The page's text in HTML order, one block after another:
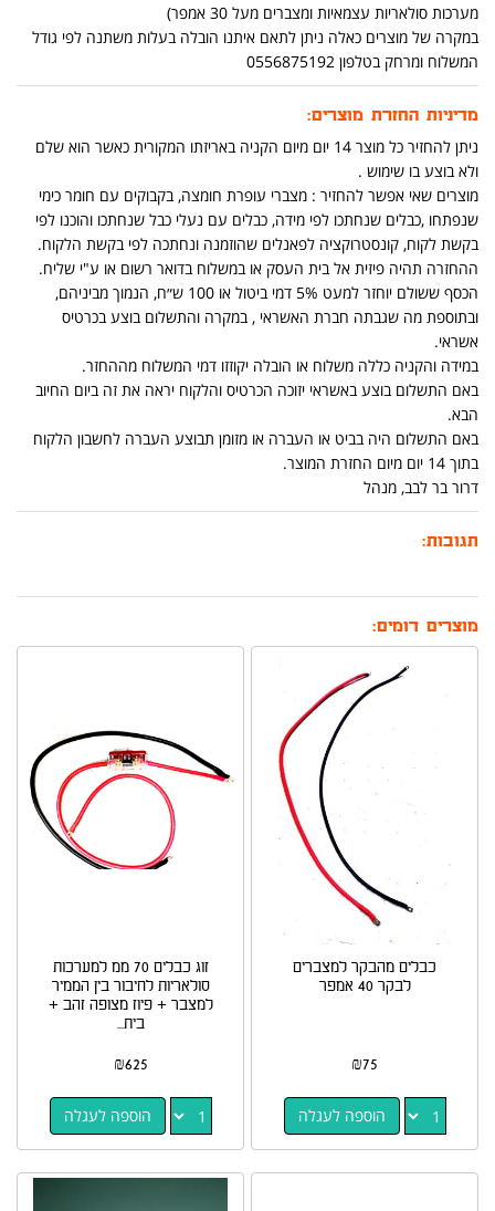
מערכות סולאריות עצמאיות ומצברים מעל 30 אמפר)
במקרה של מוצרים כאלה ניתן לתאם איתנו הובלה בעלות משתנה לפי גודל
המשלוח ומרחק בטלפון 0556875192
מדיניות החזרת מוצרים:
ניתן להחזיר כל מוצר 14 יום מיום הקניה באריזתו המקורית כאשר הוא שלם
ולא בוצע בו שימוש .
מוצרים שאי אפשר להחזיר : מצברי עופרת חומצה, בקבוקים עם חומר כימי
שנפתחו ,כבלים שנחתכו לפי מידה, כבלים עם נעלי כבל שנחתכו והוכנו לפי
בקשת לקוח, קונסטרוקציה לפאנלים שהוזמנה ונחתכה לפי בקשת הלקוח.
ההחזרה תהיה פיזית אל בית העסק או במשלוח בדואר רשום או ע"י שליח.
הכסף ששולם יוחזר למעט 5% דמי ביטול או 100 ש״ח, הנמוך מביניהם,
ובתוספת מה שגבתה חברת האשראי , במקרה והתשלום בוצע בכרטיס
אשראי.
במידה והקניה כללה משלוח או הובלה יקוזזו דמי המשלוח מההחזר.
באם התשלום בוצע באשראי יזוכה הכרטיס והלקוח יראה את זה ביום החיוב
הבא.
באם התשלום היה בביט או העברה או מזומן תבוצע העברה לחשבון הלקוח
בתוך 14 יום מיום החזרת המוצר.
דרור בר לבב, מנהל
תגובות:
מוצרים דומים:
כבלים מהבקר למצברים
לבקר 40 אמפר
₪75
הוספה לעגלה
זוג כבלים 70 ממ למערכות
סולאריות לחיבור בין הממיר
למצבר + פיוז מצופה זהב +
בית...
₪625
הוספה לעגלה